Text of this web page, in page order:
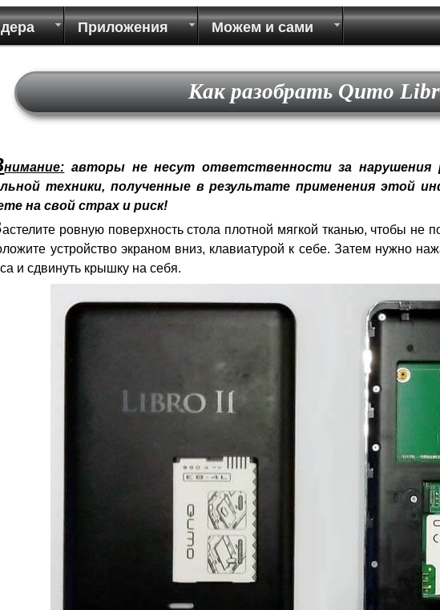
Приложения Можем и сами
Как разобрать Qumo
нимание: авторы не несут ответственности за нарушения
техники, полученные в результате применения этой
на свой страх и риск!
астелите ровную поверхность стола плотной мягкой тканью, чтобы не
устройство экраном вниз, клавиатурой к себе. Затем нужно
и сдвинуть крышку на себя.